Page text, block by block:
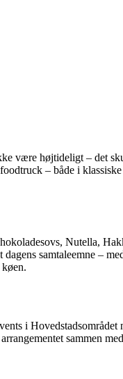
være højtideligt – det
– både i
Nutella,
samtaleemne –
i Hovedstadsområdet
sammen